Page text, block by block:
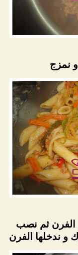
نمزج
ثم نصب
و ندخلها الفرن